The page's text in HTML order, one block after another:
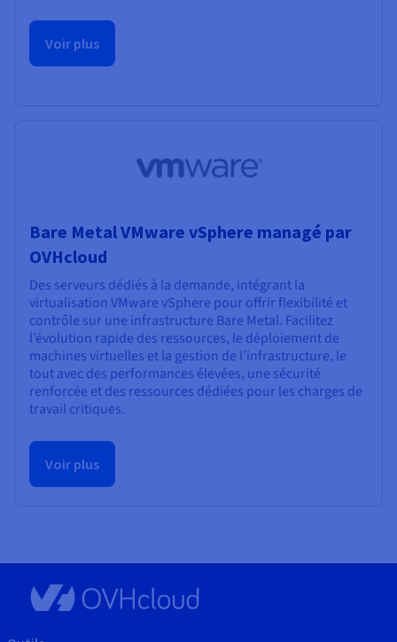
Voir plus
Bare Metal VMware vSphere managé par
OVHcloud
Des serveurs dédiés à la demande, intégrant la
virtualisation VMware vSphere pour offrir flexibilité et
contrôle sur une infrastructure Bare Metal. Facilitez
l’évolution rapide des ressources, le déploiement de
machines virtuelles et la gestion de l’infrastructure, le
tout avec des performances élevées, une sécurité
renforcée et des ressources dédiées pour les charges de
travail critiques.
Voir plus